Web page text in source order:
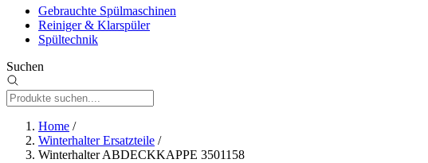
Gebrauchte Spülmaschinen
Reiniger & Klarspüler
Spültechnik
Suchen
Home /
Winterhalter Ersatzteile /
Winterhalter ABDECKKAPPE 3501158